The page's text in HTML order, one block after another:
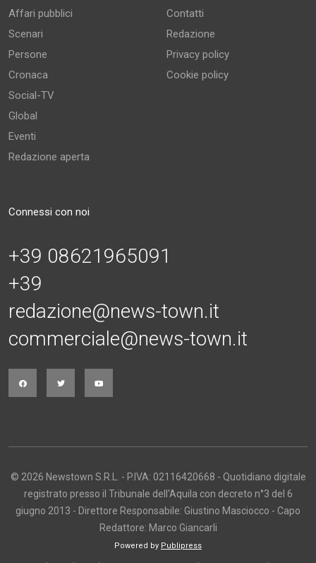
Affari pubblici
Scenari
Persone
Cronaca
Social-TV
Global
Eventi
Redazione aperta
Contatti
Redazione
Privacy policy
Cookie policy
Connessi con noi
+39 08621965091
+39
redazione@news-town.it
commerciale@news-town.it
© 2026 Newstown S.R.L. - P.IVA: 02116420668 - Quotidiano digitale
registrato presso il Tribunale dell'Aquila con decreto n°3 del 6
giugno 2013 - Direttore Responsabile: Giustino Masciocco - Capo
Redattore: Marco Giancarli
Powered by Publipress